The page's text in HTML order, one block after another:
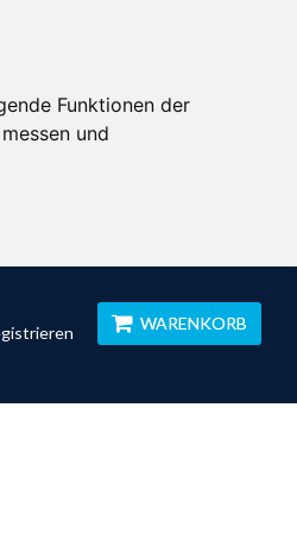
Funktionen der
und
WARENKORB